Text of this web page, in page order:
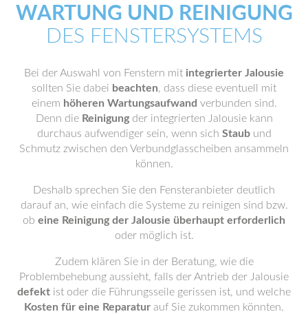
WARTUNG UND REINIGUNG
DES FENSTERSYSTEMS
Bei der Auswahl von Fenstern mit integrierter Jalousie
sollten Sie dabei beachten, dass diese eventuell mit
einem höheren Wartungsaufwand verbunden sind.
Denn die Reinigungder integrierten Jalousie kann
durchaus aufwendiger sein, wenn sich Staubund
Schmutz zwischen den Verbundglasscheiben ansammeln
können.
Deshalb sprechen Sie den Fensteranbieter deutlich
darauf an, wie einfach die Systeme zu reinigen sind bzw.
ob eine Reinigung der Jalousie überhaupt erforderlich
oder möglich ist.
Zudem klären Sie in der Beratung, wie die
Problembehebung aussieht, falls der Antrieb der Jalousie
defekt ist oder die Führungsseile gerissen ist, und welche
Kosten für eine Reparatur auf Sie zukommen könnten.